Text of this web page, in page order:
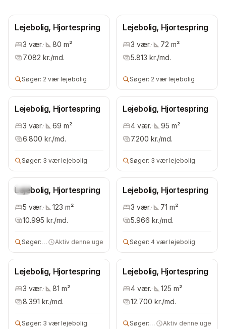
Lejebolig, Hjortespring
3 vær.· 80 m²
7.082 kr./md.
Søger: 2 vær lejebolig
Lejebolig, Hjortespring
3 vær.· 72 m²
5.813 kr./md.
Søger: 2 vær lejebolig
Lejebolig, Hjortespring
3 vær.· 69 m²
6.800 kr./md.
Søger: 3 vær lejebolig
Lejebolig, Hjortespring
4 vær.· 95 m²
7.200 kr./md.
Søger: 3 vær lejebolig
Ny
Lejebolig, Hjortespring
5 vær.· 123 m²
10.995 kr./md.
Søger:3 vær lejebolig
Aktiv denne uge
Lejebolig, Hjortespring
3 vær.· 71 m²
5.966 kr./md.
Søger: 4 vær lejebolig
Lejebolig, Hjortespring
3 vær.· 81 m²
8.391 kr./md.
Søger: 3 vær lejebolig
Lejebolig, Hjortespring
4 vær.· 125 m²
12.700 kr./md.
Søger:3 vær lejebolig
Aktiv denne uge